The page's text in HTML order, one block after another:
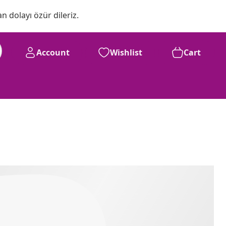
dolayı özür dileriz.
Account Wishlist Cart